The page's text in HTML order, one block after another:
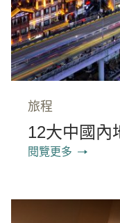
旅程
12大中國內
閱覽更多